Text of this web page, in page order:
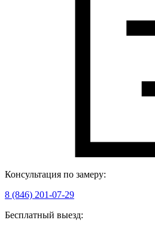
Консультация по замеру:
8 (846) 201-07-29
Бесплатный выезд: